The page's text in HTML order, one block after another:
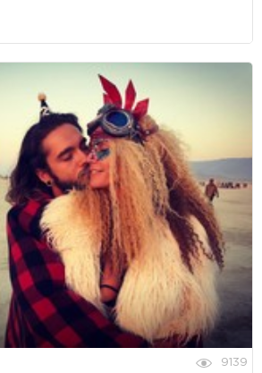
9139